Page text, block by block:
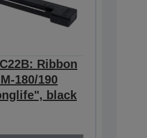
Ribbon
180/190
black